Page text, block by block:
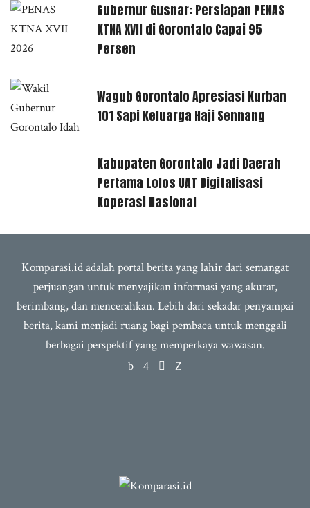
Gubernur Gusnar: Persiapan PENAS
KTNA XVII di Gorontalo Capai 95
Persen
Wagub Gorontalo Apresiasi Kurban
101 Sapi Keluarga Haji Sennang
Kabupaten Gorontalo Jadi Daerah
Pertama Lolos UAT Digitalisasi
Koperasi Nasional
Komparasi.id adalah portal berita yang lahir dari semangat
perjuangan untuk menyajikan informasi yang akurat,
berimbang, dan mencerahkan. Lebih dari sekadar penyampai
berita, kami menjadi ruang bagi pembaca untuk menggali
berbagai perspektif yang memperkaya wawasan.